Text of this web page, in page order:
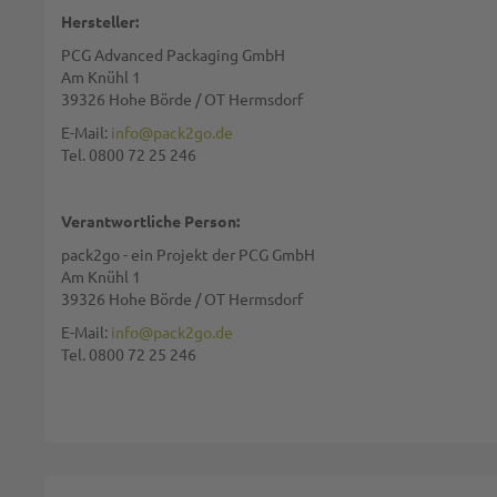
Zusammenfassung:
Hersteller:
PCG Advanced Packaging GmbH
Am Knühl 1
39326 Hohe Börde / OT Hermsdorf
E-Mail: info@pack2go.de
Tel. 0800 72 25 246
Verantwortliche Person:
pack2go - ein Projekt der PCG GmbH
Am Knühl 1
39326 Hohe Börde / OT Hermsdorf
E-Mail: info@pack2go.de
Tel. 0800 72 25 246